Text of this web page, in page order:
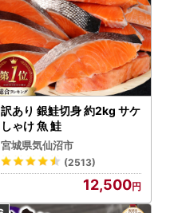
訳あり 銀鮭切身 約2kg サケ
しゃけ 魚 鮭
宮城県気仙沼市
(2513)
12,500